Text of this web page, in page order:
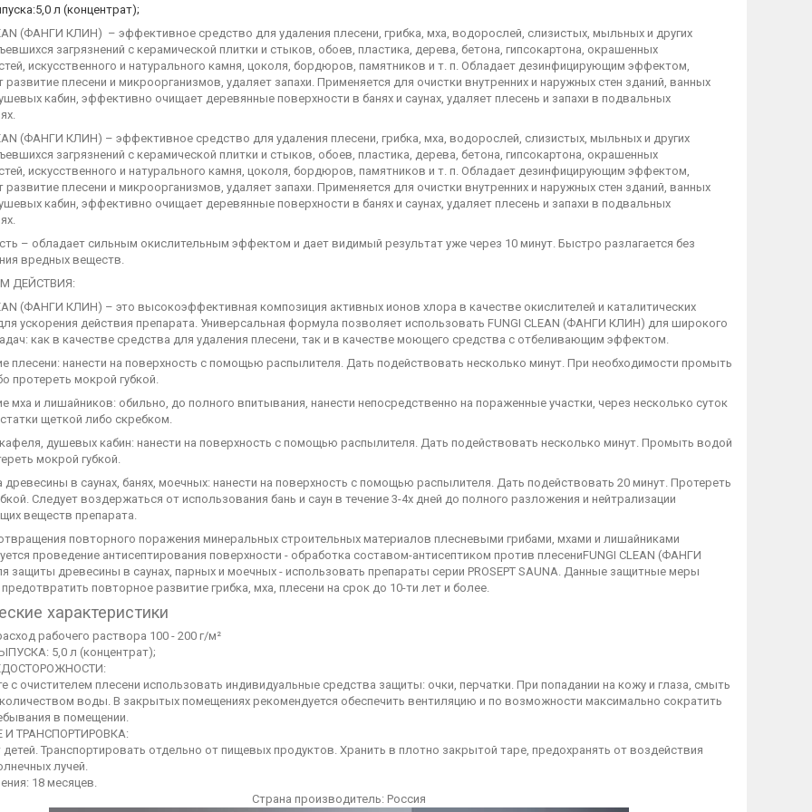
л (концентрат);
(ФАНГИ КЛИН) – эффективное средство для удаления плесени, грибка, мха, водорослей, слизистых, мыльных и других
загрязнений с керамической плитки и стыков, обоев, пластика, дерева, бетона, гипсокартона, окрашенных
искусственного и натурального камня, цоколя, бордюров, памятников и т. п. Обладает дезинфицирующим эффектом,
развитие плесени и микроорганизмов, удаляет запахи. Применяется для очистки внутренних и наружных стен зданий, ванных
кабин, эффективно очищает деревянные поверхности в банях и саунах, удаляет плесень и запахи в подвальных
(ФАНГИ КЛИН) – эффективное средство для удаления плесени, грибка, мха, водорослей, слизистых, мыльных и других
загрязнений с керамической плитки и стыков, обоев, пластика, дерева, бетона, гипсокартона, окрашенных
искусственного и натурального камня, цоколя, бордюров, памятников и т. п. Обладает дезинфицирующим эффектом,
развитие плесени и микроорганизмов, удаляет запахи. Применяется для очистки внутренних и наружных стен зданий, ванных
кабин, эффективно очищает деревянные поверхности в банях и саунах, удаляет плесень и запахи в подвальных
– обладает сильным окислительным эффектом и дает видимый результат уже через 10 минут. Быстро разлагается без
вредных веществ.
ДЕЙСТВИЯ:
(ФАНГИ КЛИН) – это высокоэффективная композиция активных ионов хлора в качестве окислителей и каталитических
ускорения действия препарата. Универсальная формула позволяет использовать FUNGI CLEAN (ФАНГИ КЛИН) для широкого
как в качестве средства для удаления плесени, так и в качестве моющего средства с отбеливающим эффектом.
плесени: нанести на поверхность с помощью распылителя. Дать подействовать несколько минут. При необходимости промыть
протереть мокрой губкой.
мха и лишайников: обильно, до полного впитывания, нанести непосредственно на пораженные участки, через несколько суток
щеткой либо скребком.
душевых кабин: нанести на поверхность с помощью распылителя. Дать подействовать несколько минут. Промыть водой
мокрой губкой.
древесины в саунах, банях, моечных: нанести на поверхность с помощью распылителя. Дать подействовать 20 минут. Протереть
Следует воздержаться от использования бань и саун в течение 3-4х дней до полного разложения и нейтрализации
веществ препарата.
повторного поражения минеральных строительных материалов плесневыми грибами, мхами и лишайниками
проведение антисептирования поверхности - обработка составом-антисептиком против плесениFUNGI CLEAN (ФАНГИ
защиты древесины в саунах, парных и моечных - использовать препараты серии PROSEPT SAUNA. Данные защитные меры
повторное развитие грибка, мха, плесени на срок до 10-ти лет и более.
характеристики
рабочего раствора 100 - 200 г/м²
5,0 л (концентрат);
с очистителем плесени использовать индивидуальные средства защиты: очки, перчатки. При попадании на кожу и глаза, смыть
воды. В закрытых помещениях рекомендуется обеспечить вентиляцию и по возможности максимально сократить
в помещении.
И ТРАНСПОРТИРОВКА:
детей. Транспортировать отдельно от пищевых продуктов. Хранить в плотно закрытой таре, предохранять от воздействия
лучей.
18 месяцев.
Страна производитель: Россия